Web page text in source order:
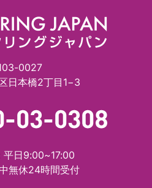
0027
日本橋2丁目1−3
平日9:00~17:00
無休24時間受付